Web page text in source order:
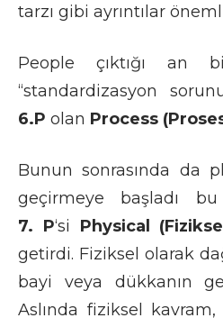
tarzı gibi ayrıntılar
People çıktığı an
“standardizasyon
6.P olan Process
Bunun sonrasında da
geçirmeye başladı
7. P‘si Physical
getirdi. Fiziksel olarak
bayi veya dükkanın
Aslında fiziksel kavram,